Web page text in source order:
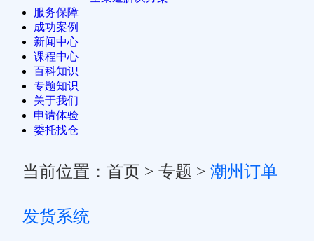
服务保障
成功案例
新闻中心
课程中心
百科知识
专题知识
关于我们
申请体验
委托找仓
当前位置： 首页 > 专题 > 潮州订单
发货系统